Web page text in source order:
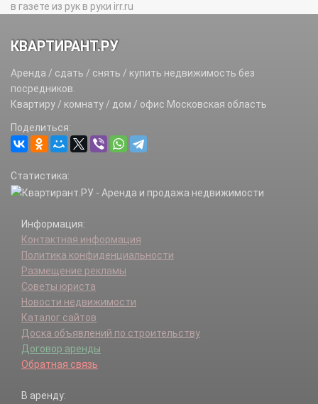
в газете из рук в руки irr.ru
КВАРТИРАНТ.РУ
Аренда / сдать / снять / купить недвижимость без
посредников.
Квартиру / комнату / дом / офис Московская область
Поделиться:
Статистика:
Информация:
Контактная информация
Политика конфиденциальности
Размещение рекламы
Советы юриста
Новости недвижимости
Каталог сайтов
Доска объявлений по строительству
Договор аренды
Обратная связь
В аренду: